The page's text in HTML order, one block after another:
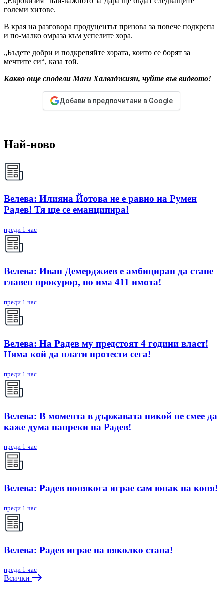
големи хитове.
В края на разговора продуцентът призова за повече подкрепа
и по-малко омраза към успелите хора.
„Бъдете добри и подкрепяйте хората, които се борят за
мечтите си“, каза той.
Какво още сподели Маги Халваджиян, чуйте във видеото!
Добави в предпочитани в Google
Най-ново
Велева: Илияна Йотова не е равно на Румен
Радев! Тя ще се еманципира!
преди 1 час
Велева: Иван Демерджиев е амбициран да стане
главен прокурор, но има 411 имота!
преди 1 час
Велева: На Радев му предстоят 4 години власт!
Няма кой да плати протести сега!
преди 1 час
Велева: В момента в държавата никой не смее да
каже дума напреки на Радев!
преди 1 час
Велева: Радев понякога играе сам юнак на коня!
преди 1 час
Велева: Радев играе на няколко стана!
преди 1 час
Всички